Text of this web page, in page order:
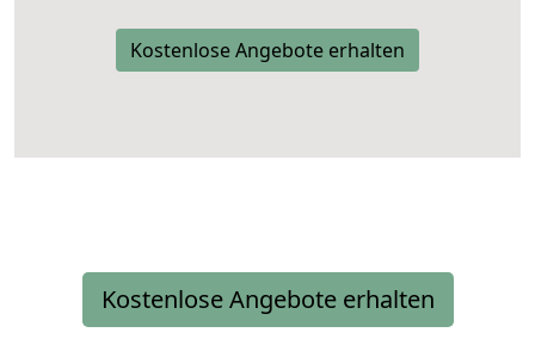
Kostenlose Angebote erhalten
Kostenlose Angebote erhalten